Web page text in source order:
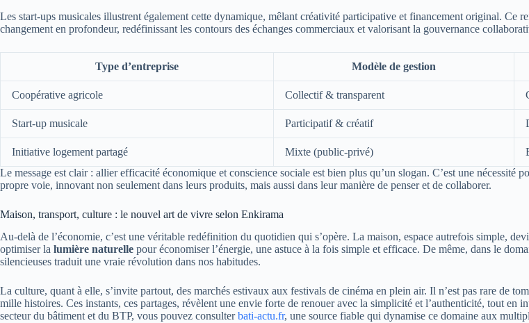
Les start-ups musicales illustrent également cette dynamique, mêlant créativité participative et financement original. Ce
changement en profondeur, redéfinissant les contours des échanges commerciaux et valorisant la gouvernance
Type d’entreprise Modèle de gestion
Coopérative agricole Collectif & transparent
Start-up musicale Participatif & créatif
Initiative logement partagé Mixte (public-privé)
Le message est clair : allier efficacité économique et conscience sociale est bien plus qu’un slogan. C’est une
propre voie, innovant non seulement dans leurs produits, mais aussi dans leur manière de penser et de collaborer.
Maison, transport, culture : le nouvel art de vivre selon Enkirama
Au-delà de l’économie, c’est une véritable redéfinition du quotidien qui s’opère. La maison, espace autrefois simple,
optimiser la lumière naturelle pour économiser l’énergie, une astuce à la fois simple et efficace. De même, dans le
silencieuses traduit une vraie révolution dans nos habitudes.
La culture, quant à elle, s’invite partout, des marchés estivaux aux festivals de cinéma en plein air. Il n’est pas rare de
mille histoires. Ces instants, ces partages, révèlent une envie forte de renouer avec la simplicité et l’authenticité, tout
secteur du bâtiment et du BTP, vous pouvez consulterbati-actu.fr, une source fiable qui dynamise ce domaine aux